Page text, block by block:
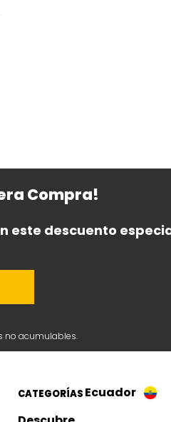
Compra!
este descuento
no acumulables.
CATEGORÍAS Ecuador